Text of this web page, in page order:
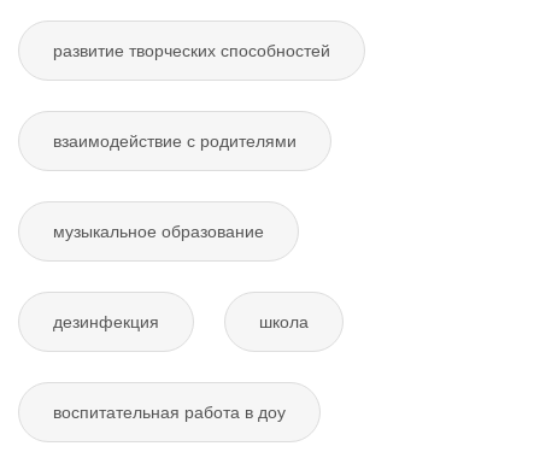
развитие творческих способностей
взаимодействие с родителями
музыкальное образование
дезинфекция школа
воспитательная работа в доу